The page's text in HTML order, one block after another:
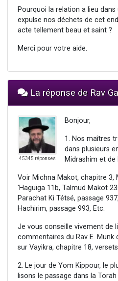
Pourquoi la relation a lieu
expulse nos déchets de cet
acte tellement beau et saint ?
Merci pour votre aide.
La réponse de Rav
45345 réponses
Bonjour,
1. Nos maîtres
dans plusieurs
Midrashim et de
Voir Michna Makot, chapitre 3,
'Haguiga 11b, Talmud Makot
Parachat Ki Tétsé, passage
Hachirim, passage 993, Etc.
Je vous conseille vivement de
commentaires du Rav E. Munk
sur Vayikra, chapitre 18,
2. Le jour de Yom Kippour, le
lisons le passage dans la